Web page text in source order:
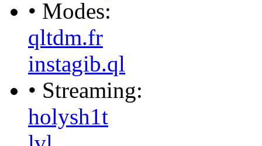
• Modes:
qltdm.fr
instagib.ql
• Streaming:
holysh1t